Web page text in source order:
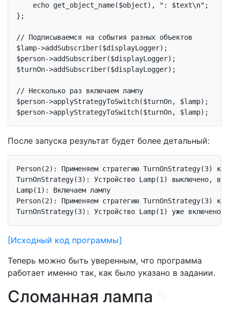
echo get_object_name($object), ": $text\n" ;
};
// Подписываемся на события разных объектов
$lamp->addSubscriber($displayLogger);
$person->addSubscriber($displayLogger);
$turnOn->addSubscriber($displayLogger);
// Несколько раз включаем лампу
$person->applyStrategyToSwitch($turnOn, $lamp);
После запуска результат будет более детальный:
Person(2): Применяем стратегию TurnOnStrategy(3) к
TurnOnStrategy(3): Устройство Lamp(1) выключено,
Lamp(1): Включаем лампу
Person(2): Применяем стратегию TurnOnStrategy(3) к
[Исходный код программы]
Теперь можно быть уверенным, что программа
работает именно так, как было указано в задании.
Сломанная лампа